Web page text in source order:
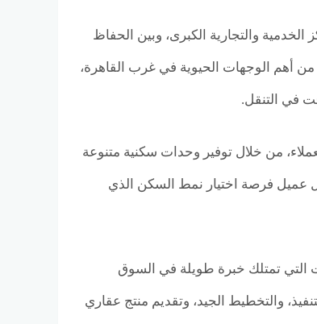
والتجارية الكبرى، وبين الحفاظ
من أهم الوجهات الحيوية في غرب القاهرة،
في التنقل.
من خلال توفير وحدات سكنية متنوعة
عميل فرصة اختيار نمط السكن الذي
التي تمتلك خبرة طويلة في السوق
والتخطيط الجيد، وتقديم منتج عقاري